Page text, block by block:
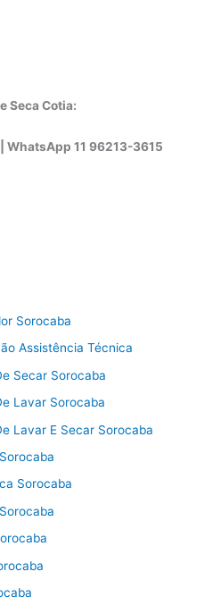
Seca Cotia:
|WhatsApp11 96213-3615
Sorocaba
Assistência Técnica
Secar Sorocaba
Lavar Sorocaba
Lavar E Secar Sorocaba
Sorocaba